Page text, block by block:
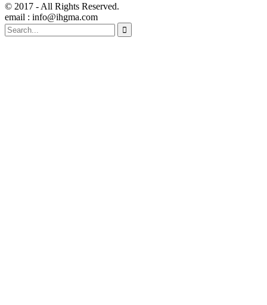
© 2017 - All Rights Reserved.
email : info@ihgma.com